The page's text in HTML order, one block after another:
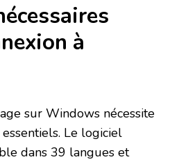
à
sur Windows nécessite
Le logiciel
dans 39 langues et